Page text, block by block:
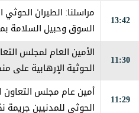
13:42
مراسلنا: الطيران
السوق وحبيل السلامة
11:30
الأمين العام لمجلس
الحوثية الإرهابية على
11:29
أمين عام مجلس
الحوثي للمدنيين جريمة